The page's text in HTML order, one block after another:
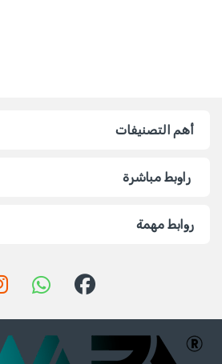
أهم التصنيفات
راوبط مباشرة
روابط مهمة